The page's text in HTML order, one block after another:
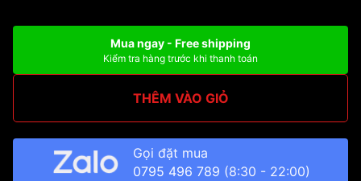
Mua ngay - Free shipping
Kiểm tra hàng trước khi thanh toán
THÊM VÀO GIỎ
Gọi đặt mua
0795 496 789 (8:30 - 22:00)